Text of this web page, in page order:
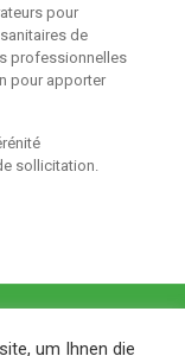
pour
de
professionnelles
pour apporter
sollicitation.
um Ihnen die